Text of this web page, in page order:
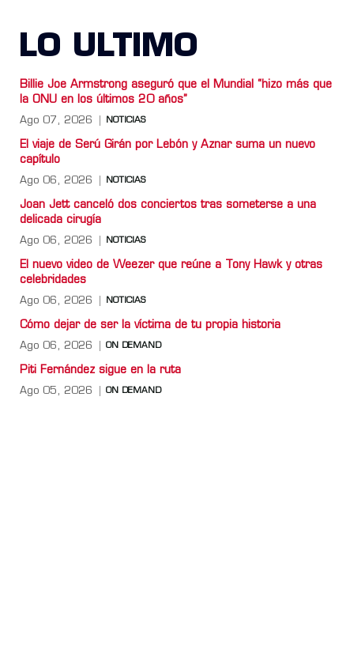
LO ULTIMO
Billie Joe Armstrong aseguró que el Mundial “hizo más que
la ONU en los últimos 20 años”
Ago 07, 2026 NOTICIAS
El viaje de Serú Girán por Lebón y Aznar suma un nuevo
capítulo
Ago 06, 2026 NOTICIAS
Joan Jett canceló dos conciertos tras someterse a una
delicada cirugía
Ago 06, 2026 NOTICIAS
El nuevo video de Weezer que reúne a Tony Hawk y otras
celebridades
Ago 06, 2026 NOTICIAS
Cómo dejar de ser la víctima de tu propia historia
Ago 06, 2026 ON DEMAND
Piti Fernández sigue en la ruta
Ago 05, 2026 ON DEMAND